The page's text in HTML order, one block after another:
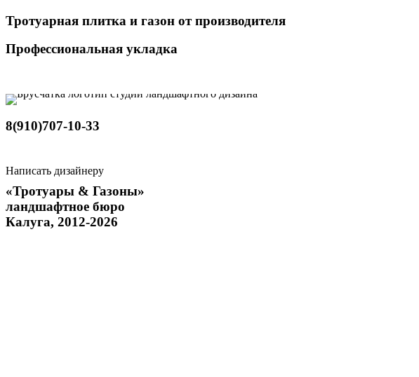
Тротуарная плитка и газон от производителя
Профессиональная укладка
8(910)707-10-33
Написать дизайнеру
«Тротуары & Газоны»
ландшафтное бюро
Калуга, 2012-2026